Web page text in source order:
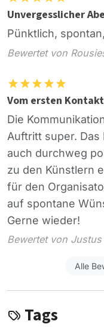
Unvergesslicher
Pünktlich,
Bewertet von
Vom ersten
Die
Auftritt super. Das
auch durchweg
zu den Künstlern
für den
auf spontane
Gerne wieder!
Bewertet von
Alle
Tags